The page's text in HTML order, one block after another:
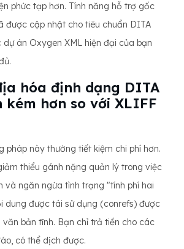
phức tạp hơn. Tính năng hỗ trợ gốc
được cập nhật cho tiêu chuẩn DITA
dự án Oxygen XML hiện đại của bạn
hóa định dạng DITA
kém hơn so với XLIFF
pháp này thường tiết kiệm chi phí hơn.
thiểu gánh nặng quản lý trong việc
và ngăn ngừa tình trạng "tính phí hai
dung được tái sử dụng (conrefs) được
văn bản tĩnh. Bạn chỉ trả tiền cho các
có thể dịch được.